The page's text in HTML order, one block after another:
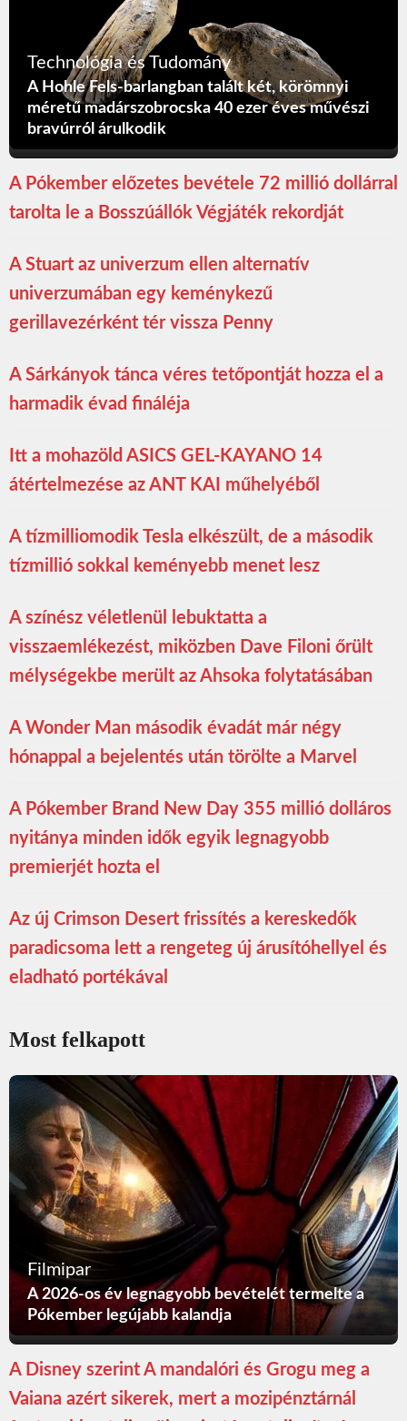
Technológia és Tudomány
A Hohle Fels-barlangban talált két, körömnyi
méretű madárszobrocska 40 ezer éves művészi
bravúrról árulkodik
A Pókember előzetes bevétele 72 millió dollárral
tarolta le a Bosszúállók Végjáték rekordját
A Stuart az univerzum ellen alternatív
univerzumában egy keménykezű
gerillavezérként tér vissza Penny
A Sárkányok tánca véres tetőpontját hozza el a
harmadik évad fináléja
Itt a mohazöld ASICS GEL-KAYANO 14
átértelmezése az ANT KAI műhelyéből
A tízmilliomodik Tesla elkészült, de a második
tízmillió sokkal keményebb menet lesz
A színész véletlenül lebuktatta a
visszaemlékezést, miközben Dave Filoni őrült
mélységekbe merült az Ahsoka folytatásában
A Wonder Man második évadát már négy
hónappal a bejelentés után törölte a Marvel
A Pókember Brand New Day 355 millió dolláros
nyitánya minden idők egyik legnagyobb
premierjét hozta el
Az új Crimson Desert frissítés a kereskedők
paradicsoma lett a rengeteg új árusítóhellyel és
eladható portékával
Most felkapott
Filmipar
A 2026-os év legnagyobb bevételét termelte a
Pókember legújabb kalandja
A Disney szerint A mandalóri és Grogu meg a
Vaiana azért sikerek, mert a mozipénztárnál